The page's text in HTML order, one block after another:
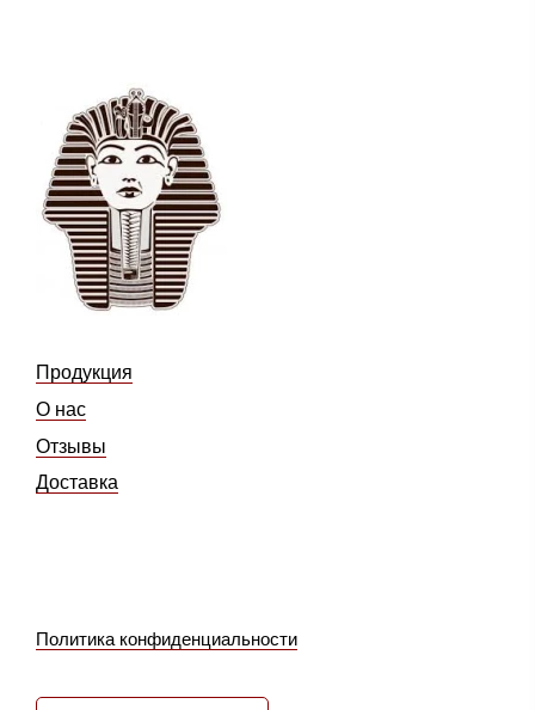
Продукция
О нас
Отзывы
Доставка
Политика конфиденциальности